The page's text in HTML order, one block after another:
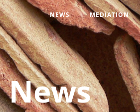
NEWS MEDIATION
News